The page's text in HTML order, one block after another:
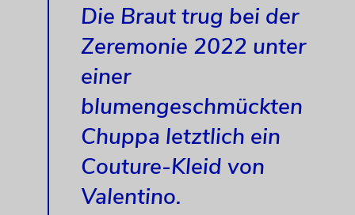
Die Braut trug bei der
Zeremonie 2022 unter
einer
blumengeschmückten
Chuppa letztlich ein
Couture-Kleid von
Valentino.